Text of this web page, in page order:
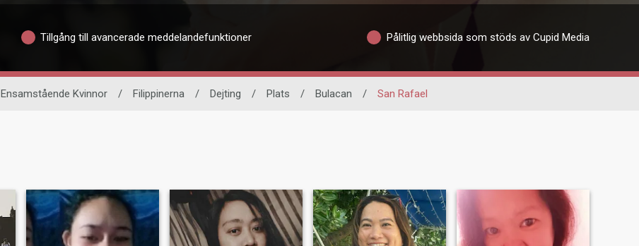
Tillgång till avancerade meddelandefunktioner Pålitlig webbsida som stöds av Cupid Media
Ensamstående Kvinnor / Filippinerna / Dejting / Plats / Bulacan / San Rafael